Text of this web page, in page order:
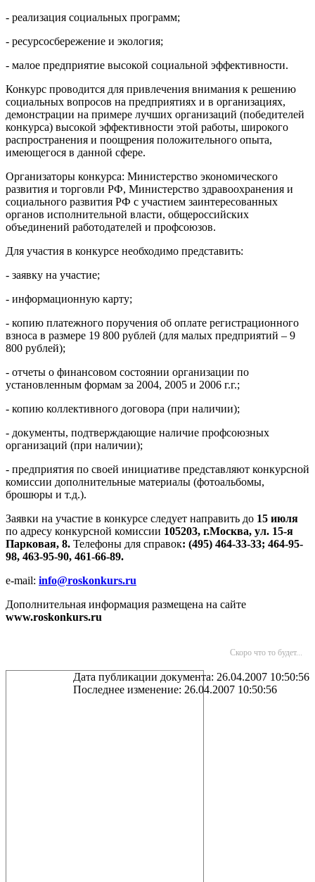
- реализация социальных программ;
- ресурсосбережение и экология;
- малое предприятие высокой социальной эффективности.
Конкурс проводится для привлечения внимания к решению
социальных вопросов на предприятиях и в организациях,
демонстрации на примере лучших организаций (победителей
конкурса) высокой эффективности этой работы, широкого
распространения и поощрения положительного опыта,
имеющегося в данной сфере.
Организаторы конкурса: Министерство экономического
развития и торговли РФ, Министерство здравоохранения и
социального развития РФ с участием заинтересованных
органов исполнительной власти, общероссийских
объединений работодателей и профсоюзов.
Для участия в конкурсе необходимо представить:
- заявку на участие;
- информационную карту;
- копию платежного поручения об оплате регистрационного
взноса в размере 19 800 рублей (для малых предприятий – 9
800 рублей);
- отчеты о финансовом состоянии организации по
установленным формам за 2004, 2005 и 2006 г.г.;
- копию коллективного договора (при наличии);
- документы, подтверждающие наличие профсоюзных
организаций (при наличии);
- предприятия по своей инициативе представляют конкурсной
комиссии дополнительные материалы (фотоальбомы,
брошюры и т.д.).
Заявки на участие в конкурсе следует направить до 15 июля
по адресу конкурсной комиссии 105203, г.Москва, ул. 15-я
Парковая, 8. Телефоны для справок: (495) 464-33-33; 464-95-
98, 463-95-90, 461-66-89.
e-mail: info@roskonkurs.ru
Дополнительная информация размещена на сайте
www.roskonkurs.ru
Скоро что то будет...
Дата публикации документа: 26.04.2007 10:50:56
Последнее изменение: 26.04.2007 10:50:56